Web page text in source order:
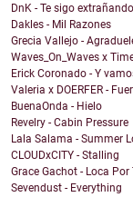
DnK - Te sigo extrañando
Dakles - Mil Razones
Grecia Vallejo -
Waves_On_Waves x
Erick Coronado - Y
Valeria x DOERFER -
BuenaOnda - Hielo
Revelry - Cabin Pressure
Lala Salama - Summer
CLOUDxCITY - Stalling
Grace Gachot - Loca Por
Sevendust - Everything